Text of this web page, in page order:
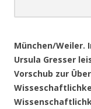
München/Weiler.
Ursula Gresser
Vorschub zur